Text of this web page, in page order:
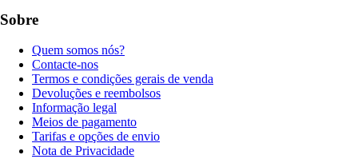
Sobre
Quem somos nós?
Contacte-nos
Termos e condições gerais de venda
Devoluções e reembolsos
Informação legal
Meios de pagamento
Tarifas e opções de envio
Nota de Privacidade